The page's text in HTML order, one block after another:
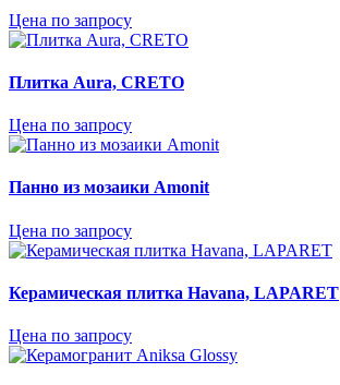
Цена по запросу
Плитка Aura, CRETO
Цена по запросу
Панно из мозаики Amonit
Цена по запросу
Керамическая плитка Havana, LAPARET
Цена по запросу